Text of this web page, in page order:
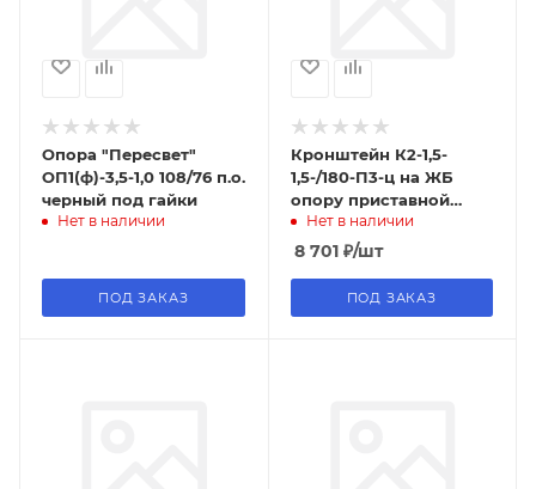
Опора "Пересвет"
ОП1(ф)-3,5-1,0 108/76 п.о.
черный под гайки
Нет в наличии
ПОД ЗАКАЗ
Кронштейн К2-1,5-
1,5-/180-П3-ц на ЖБ
опору приставной
двойной
Нет в наличии
8 701₽/шт
ПОД ЗАКАЗ